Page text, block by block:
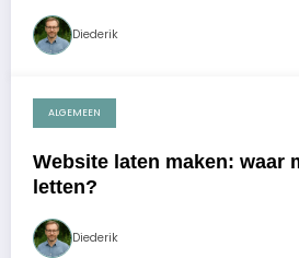
Diederik
maart 23, 2023
ALGEMEEN
Website laten maken: waar
letten?
Diederik